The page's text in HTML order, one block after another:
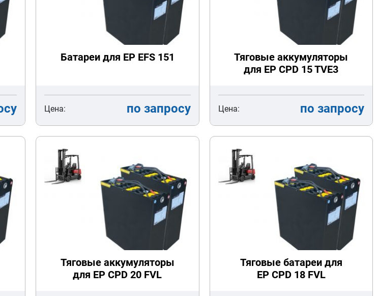
Батареи для EP EFS 151
Цена: по запросу
Тяговые аккумуляторы
для EP CPD 15 TVE3
Цена: по запросу
Тяговые аккумуляторы
для EP CPD 20 FVL
Тяговые батареи для
EP CPD 18 FVL